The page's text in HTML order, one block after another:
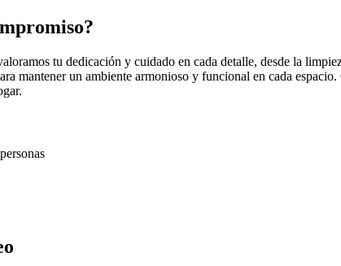
tu dedicación y cuidado en cada detalle, desde la
mantener un ambiente armonioso y funcional en cada